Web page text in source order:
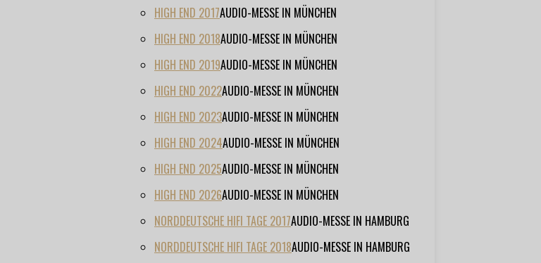
HIGH END 2017AUDIO-MESSE IN MÜNCHEN
HIGH END 2018AUDIO-MESSE IN MÜNCHEN
HIGH END 2019AUDIO-MESSE IN MÜNCHEN
HIGH END 2022AUDIO-MESSE IN MÜNCHEN
HIGH END 2023AUDIO-MESSE IN MÜNCHEN
HIGH END 2024AUDIO-MESSE IN MÜNCHEN
HIGH END 2025AUDIO-MESSE IN MÜNCHEN
HIGH END 2026AUDIO-MESSE IN MÜNCHEN
NORDDEUTSCHE HIFI TAGE 2017AUDIO-MESSE IN HAMBURG
NORDDEUTSCHE HIFI TAGE 2018AUDIO-MESSE IN HAMBURG